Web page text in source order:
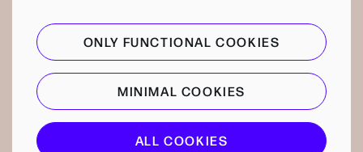
ONLY FUNCTIONAL COOKIES
MINIMAL COOKIES
ALL COOKIES